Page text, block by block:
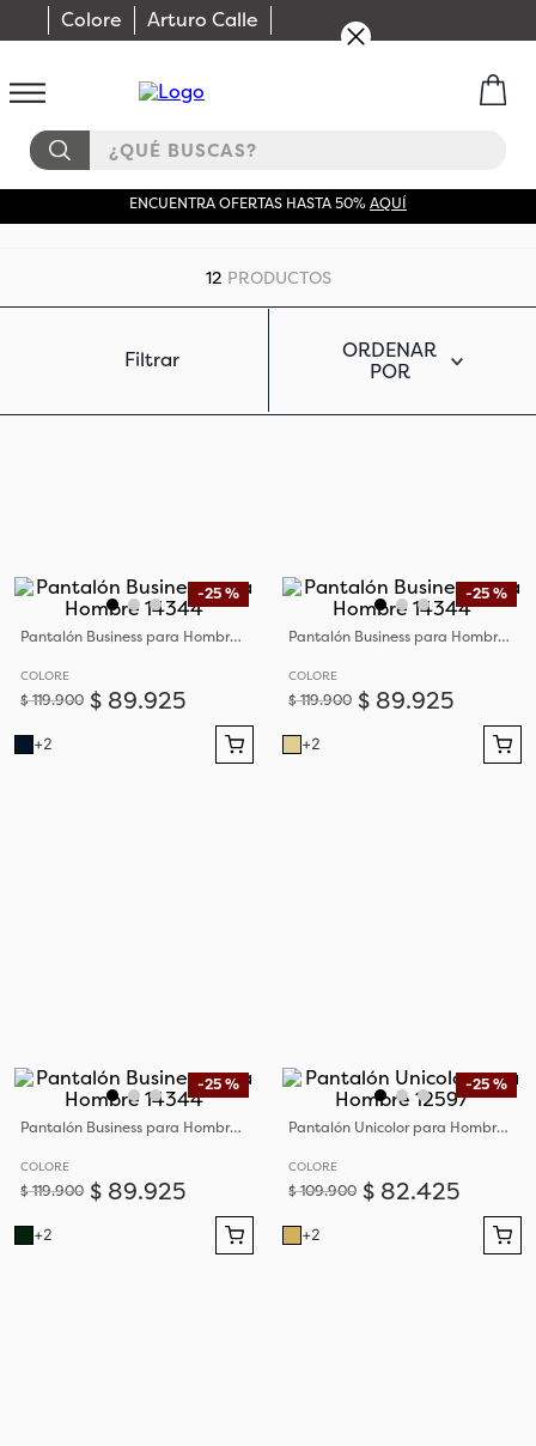
Colore Arturo Calle
¿QUÉ BUSCAS?
ENCUENTRA OFERTAS HASTA 50%AQUÍ
12 PRODUCTOS
Filtrar
ORDENAR
POR
-25 %
Pantalón Business para Hombre 14344
COLORE
$119.900 $ 89.925
+2
-25 %
Pantalón Business para Hombre 14344
COLORE
$119.900 $ 89.925
+2
-25 %
Pantalón Business para Hombre 14344
COLORE
$119.900 $ 89.925
+2
-25 %
Pantalón Unicolor para Hombre 12597
COLORE
$109.900 $ 82.425
+2